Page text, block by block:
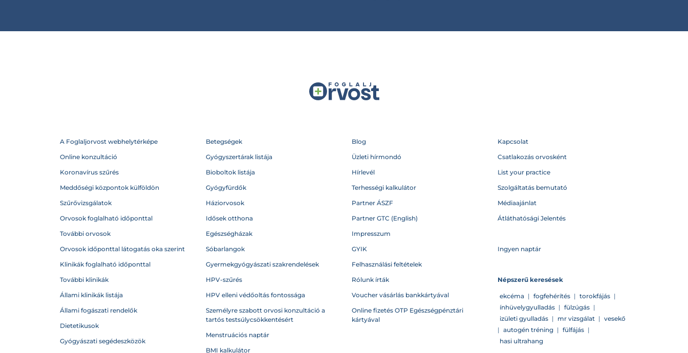
A Foglaljorvost webhelytérképe
Online konzultáció
Koronavírus szűrés
Meddőségi központok külföldön
Szűrővizsgálatok
Orvosok foglalható időponttal
További orvosok
Orvosok időponttal látogatás oka szerint
Klinikák foglalható időponttal
További klinikák
Állami klinikák listája
Állami fogászati rendelők
Dietetikusok
Gyógyászati segédeszközök
Betegségek
Gyógyszertárak listája
Bioboltok listája
Gyógyfürdők
Háziorvosok
Idősek otthona
Egészségházak
Sóbarlangok
Gyermekgyógyászati szakrendelések
HPV-szűrés
HPV elleni védőoltás fontossága
Személyre szabott orvosi konzultáció a
tartós testsúlycsökkentésért
Menstruációs naptár
BMI kalkulátor
Blog
Üzleti hírmondó
Hírlevél
Terhességi kalkulátor
Partner ÁSZF
Partner GTC (English)
Impresszum
GYIK
Felhasználási feltételek
Rólunk írták
Voucher vásárlás bankkártyával
Online fizetés OTP Egészségpénztári
kártyával
Kapcsolat
Csatlakozás orvosként
List your practice
Szolgáltatás bemutató
Médiaajánlat
Átláthatósági Jelentés
Ingyen naptár
Népszerű keresések
ekcéma | fogfehérítés | torokfájás |
ínhüvelygyulladás | fülzúgás |
izületi gyulladás | mr vizsgálat | vesekő
| autogén tréning | fülfájás |
hasi ultrahang